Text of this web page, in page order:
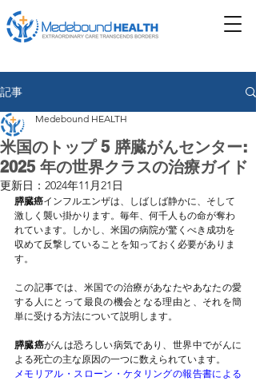
記事
米国のトップ 5 膵臓がんセンター:
2025 年の世界クラスの治療ガイド
Medebound HEALTH
更新日： 2024年11月21日
膵臓癌インフルエンザは、しばしば静かに、そして
激しく襲い掛かります。毎年、何千人もの命が奪わ
れています。しかし、米国の病院が驚くべき成功を
収めて反撃していることを知っておく必要がありま
す。
この記事では、米国での治療があなたやあなたの愛
する人にとって最良の機会となる理由と、それを簡
単に受ける方法について説明します。
膵臓癌がんは恐ろしい病気であり、世界中でがんに
よる死亡の主な原因の一つに数えられています。
メモリアル・スローン・ケタリングの報告書による